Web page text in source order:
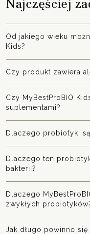
Najczęściej
Od jakiego wieku
Kids?
Czy produkt zawiera
Czy MyBestProBIO
suplementami?
Dlaczego probiotyki
Dlaczego ten
bakterii?
Dlaczego
zwykłych
Jak długo powinno